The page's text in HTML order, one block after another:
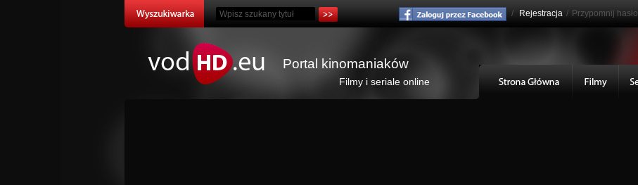
/ Rejestracja / Przypomnij hasło
Portal kinomaniaków
Filmy i seriale online